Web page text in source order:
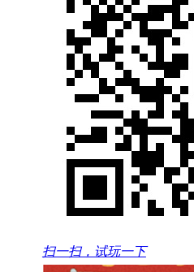
扫一扫，试玩一下